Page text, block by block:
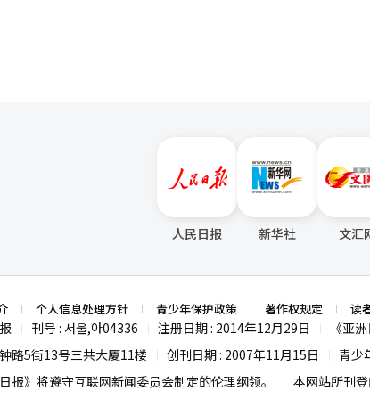
人民日报 新华社 文汇
个人信息处理方针 青少年保护政策 著作权规定 读
刊号 : 서울,아04336 注册日期 : 2014年12月29日 《亚
路5街13号三共大厦11楼
创刊日期 : 2007年11月15日
青少
日报》将遵守互联网新闻委员会制定的伦理纲领。
本网站所刊